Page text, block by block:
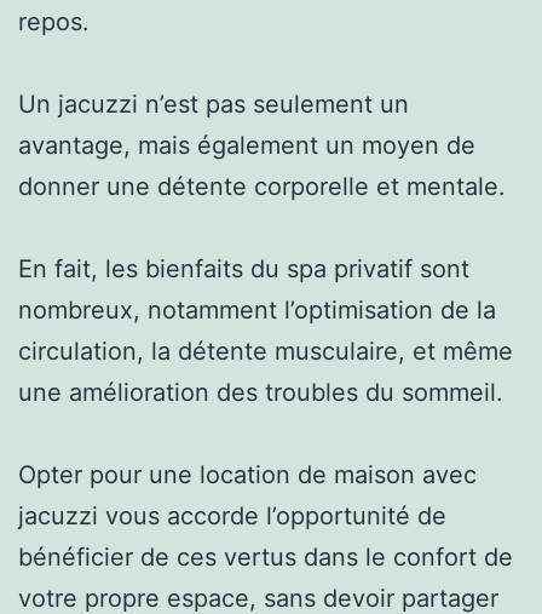
repos.
Un jacuzzi n’est pas seulement un
avantage, mais également un moyen de
donner une détente corporelle et mentale.
En fait, les bienfaits du spa privatif sont
nombreux, notamment l’optimisation de la
circulation, la détente musculaire, et même
une amélioration des troubles du sommeil.
Opter pour une location de maison avec
jacuzzi vous accorde l’opportunité de
bénéficier de ces vertus dans le confort de
votre propre espace, sans devoir partager